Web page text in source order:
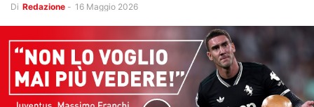
Di Redazione - 16 Maggio 2026